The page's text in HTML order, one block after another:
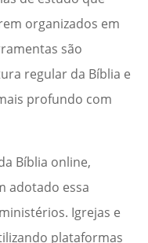
organizados em
são
regular da Bíblia e
profundo com
Bíblia online,
adotado essa
Igrejas e
plataformas